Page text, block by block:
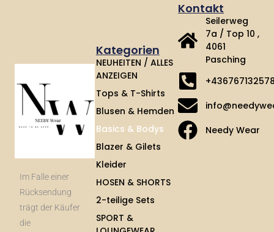
Im Falle einer
Rücksendung
trägt der Käufer
die
Kontakt
Seilerweg
7a / Top 10 ,
4061
Pasching
Needy Wear
Kategorien
NEUHEITEN / ALLES
ANZEIGEN
Tops & T-Shirts
Blusen & Hemden
Basics & Bodys
Blazer & Gilets
Kleider
HOSEN & SHORTS
2-teilige Sets
SPORT &